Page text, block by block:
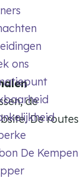
ons
De Kempen
de
De routes